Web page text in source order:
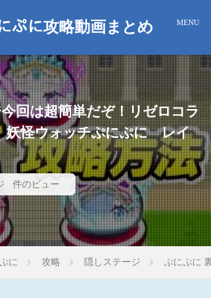
ぷに攻略動画まとめ
回は超簡単だぞ！リゼロコラ
怪ウォッチぷにぷに レイ
件のビュー
に 攻略 隠しステージ ぷにぷに